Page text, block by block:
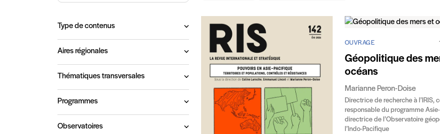
Type de contenus
Aires régionales
Thématiques transversales
Programmes
Observatoires
OUVRAGE
Géopolitique des
océans
Marianne Peron-Doise
Directrice de recherche à l’IRIS,
responsable du programme
directrice de l’Observatoire
l’Indo-Pacifique